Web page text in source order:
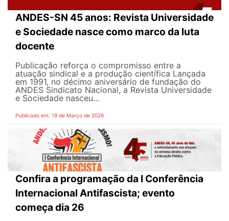
ANDES-SN 45 anos: Revista Universidade
e Sociedade nasce como marco da luta
docente
Publicação reforça o compromisso entre a
atuação sindical e a produção científica Lançada
em 1991, no décimo aniversário de fundação do
ANDES Sindicato Nacional, a Revista Universidade
e Sociedade nasceu...
Publicado em: 19 de Março de 2026
Confira a programação da I Conferência
Internacional Antifascista; evento
começa dia 26